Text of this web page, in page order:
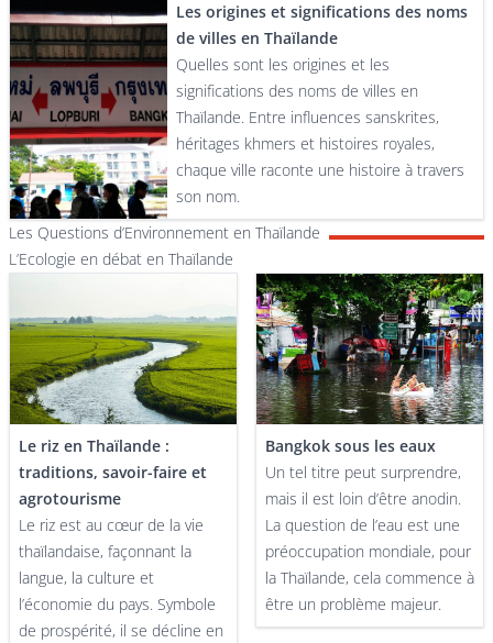
Les origines et significations des noms
de villes en Thaïlande
Quelles sont les origines et les
significations des noms de villes en
Thaïlande. Entre influences sanskrites,
héritages khmers et histoires royales,
chaque ville raconte une histoire à travers
son nom.
Les Questions d’Environnement en Thaïlande
L’Ecologie en débat en Thaïlande
Le riz en Thaïlande :
traditions, savoir-faire et
agrotourisme
Le riz est au cœur de la vie
thaïlandaise, façonnant la
langue, la culture et
l’économie du pays. Symbole
de prospérité, il se décline en
Bangkok sous les eaux
Un tel titre peut surprendre,
mais il est loin d’être anodin.
La question de l’eau est une
préoccupation mondiale, pour
la Thaïlande, cela commence à
être un problème majeur.